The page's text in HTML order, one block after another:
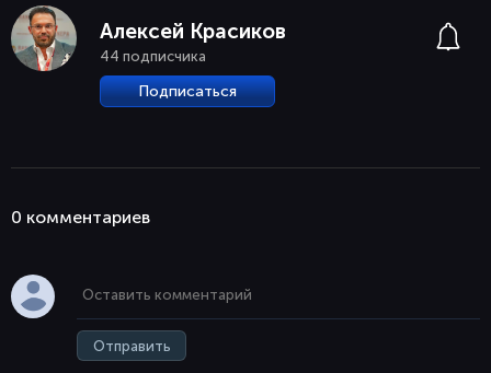
Алексей Красиков
44 подписчика
Подписаться
0 комментaриев
Отправить